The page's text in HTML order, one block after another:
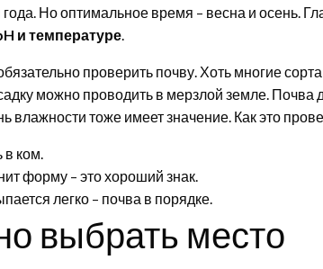
Но оптимальное время – весна и осень.
и температуре.
проверить почву. Хоть многие
можно проводить в мерзлой земле. Почва
влажности тоже имеет значение. Как это
в ком.
форму – это хороший знак.
легко – почва в порядке.
выбрать место